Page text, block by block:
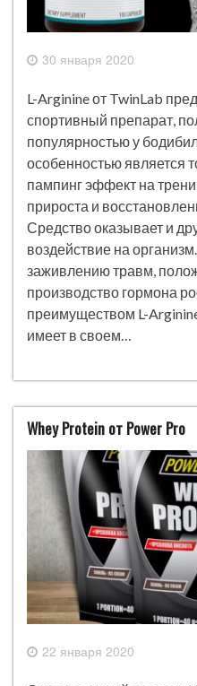
30 января 2020
L-Arginine от TwinLab
спортивный препарат,
популярностью у
особенностью является
пампинг эффект на
прироста и
Средство оказывает и
воздействие на
заживлению травм,
производство гормона
преимуществом L-
имеет в своем…
Whey Protein от Power Pro
22 января 2020